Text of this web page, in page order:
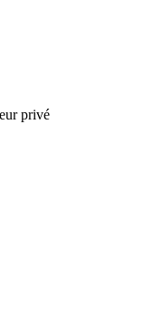
privé